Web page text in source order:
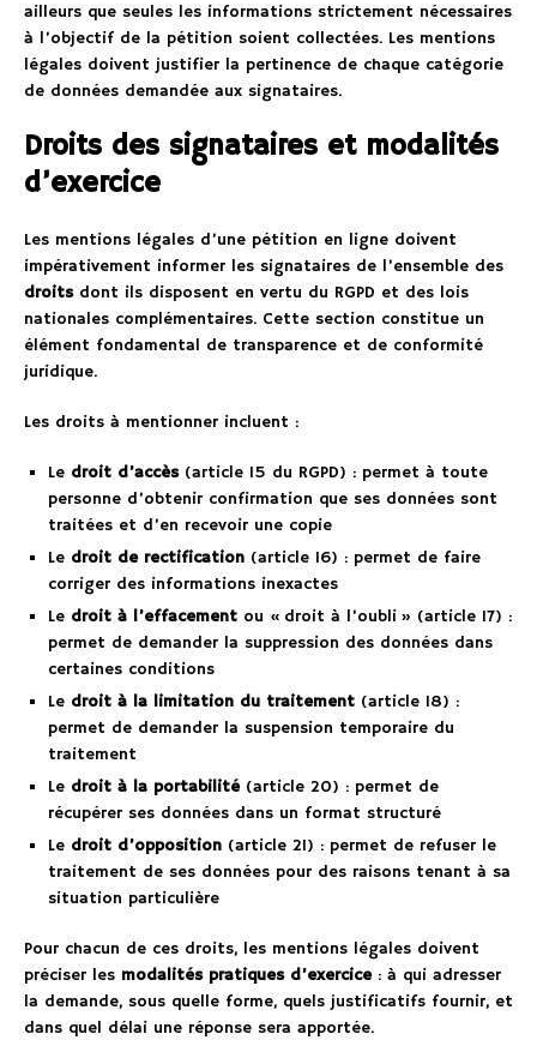
ailleurs que seules les informations strictement nécessaires
à l’objectif de la pétition soient collectées. Les mentions
légales doivent justifier la pertinence de chaque catégorie
de données demandée aux signataires.
Droits des signataires et modalités
d’exercice
Les mentions légales d’une pétition en ligne doivent
impérativement informer les signataires de l’ensemble des
droitsdont ils disposent en vertu du RGPD et des lois
nationales complémentaires. Cette section constitue un
élément fondamental de transparence et de conformité
juridique.
Les droits à mentionner incluent :
Le droit d’accès(article 15 du RGPD) : permet à toute
personne d’obtenir confirmation que ses données sont
traitées et d’en recevoir une copie
Le droit de rectification (article 16) : permet de faire
corriger des informations inexactes
Le droit à l’effacement ou « droit à l’oubli » (article 17) :
permet de demander la suppression des données dans
certaines conditions
Le droit à la limitation du traitement (article 18) :
permet de demander la suspension temporaire du
traitement
Le droit à la portabilité(article 20) : permet de
récupérer ses données dans un format structuré
Le droit d’opposition (article 21) : permet de refuser le
traitement de ses données pour des raisons tenant à sa
situation particulière
Pour chacun de ces droits, les mentions légales doivent
préciser les modalités pratiques d’exercice: à qui adresser
la demande, sous quelle forme, quels justificatifs fournir, et
dans quel délai une réponse sera apportée.